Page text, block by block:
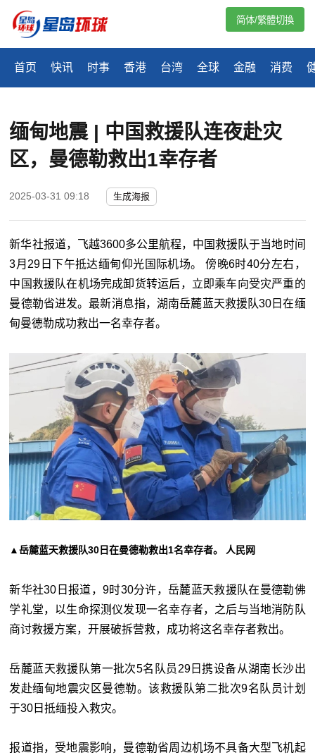
首页 快讯 时事 香港 台湾 全球 金融 消费
简体/繁體切換
缅甸地震 | 中国救援队连夜赴灾
区，曼德勒救出1幸存者
2025-03-31 09:18 生成海报
新华社报道，飞越3600多公里航程，中国救援队于当地时间
3月29日下午抵达缅甸仰光国际机场。 傍晚6时40分左右，
中国救援队在机场完成卸货转运后，立即乘车向受灾严重的
曼德勒省进发。最新消息指，湖南岳麓蓝天救援队30日在缅
甸曼德勒成功救出一名幸存者。
▲岳麓蓝天救援队30日在曼德勒救出1名幸存者。 人民网
新华社30日报道，9时30分许，岳麓蓝天救援队在曼德勒佛
学礼堂，以生命探测仪发现一名幸存者，之后与当地消防队
商讨救援方案，开展破拆营救，成功将这名幸存者救出。
岳麓蓝天救援队第一批次5名队员29日携设备从湖南长沙出
发赴缅甸地震灾区曼德勒。该救援队第二批次9名队员计划
于30日抵缅投入救灾。
报道指，受地震影响，曼德勒省周边机场不具备大型飞机起